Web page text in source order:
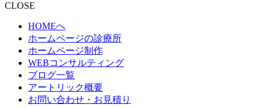
CLOSE
HOMEへ
ホームページの診療所
ホームページ制作
WEBコンサルティング
ブログ一覧
アートリック概要
お問い合わせ・お見積り